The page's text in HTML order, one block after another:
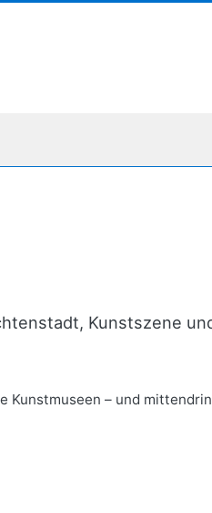
Kunstszene
Kunstmuseen – und